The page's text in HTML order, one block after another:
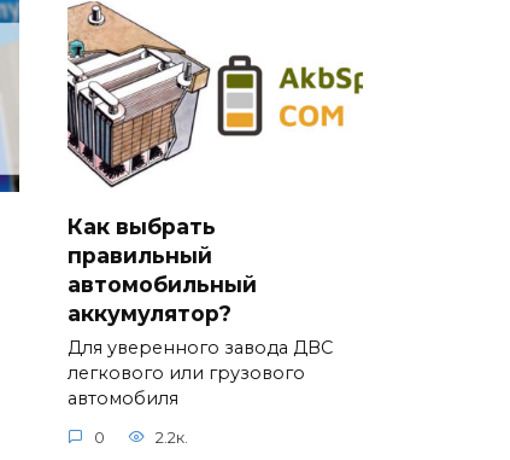
Как выбрать
правильный
автомобильный
аккумулятор?
Для уверенного завода ДВС
легкового или грузового
автомобиля
0 2.2к.